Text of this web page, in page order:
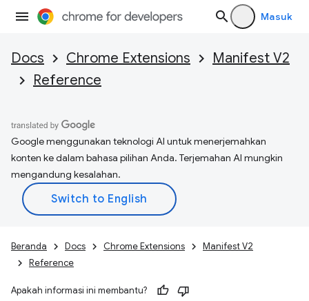
Masuk
Docs Chrome Extensions
Manifest V2
Reference
Google menggunakan teknologi AI untuk menerjemahkan
konten ke dalam bahasa pilihan Anda. Terjemahan AI mungkin
mengandung kesalahan.
Beranda Docs Chrome Extensions
Manifest V2
Reference
Apakah informasi ini membantu?